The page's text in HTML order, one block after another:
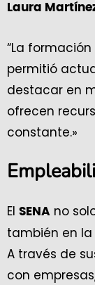
Laura
“La
permitió
destacar en
ofrecen
constante.»
El SENA no
también en
A través de
con